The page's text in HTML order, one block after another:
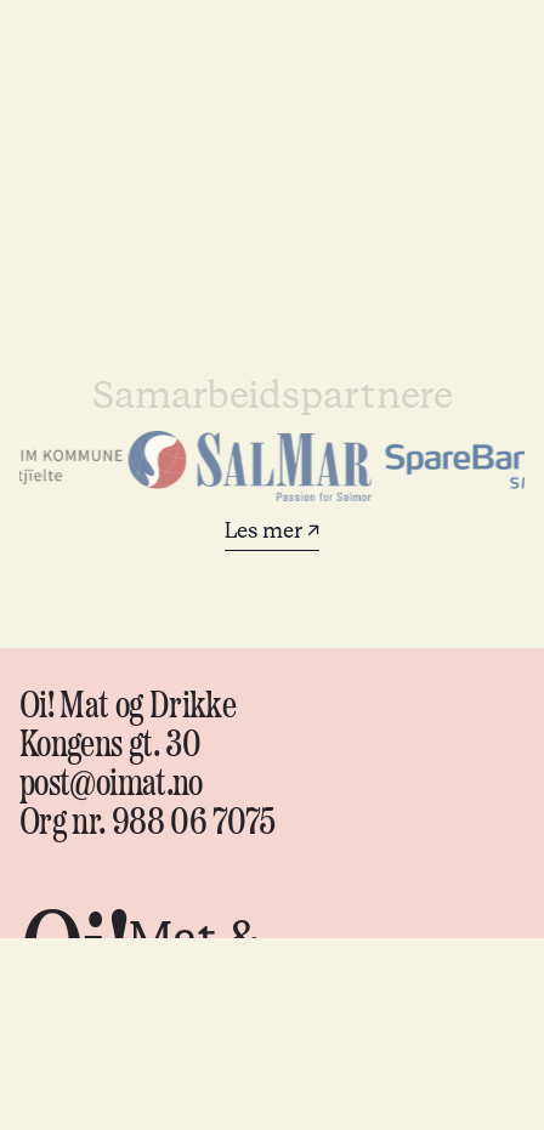
Samarbeidspartnere
Les mer ↗
Oi! Mat og Drikke
Kongens gt. 30
post@oimat.no
Org nr. 988 06 7075
Oi!Mat &